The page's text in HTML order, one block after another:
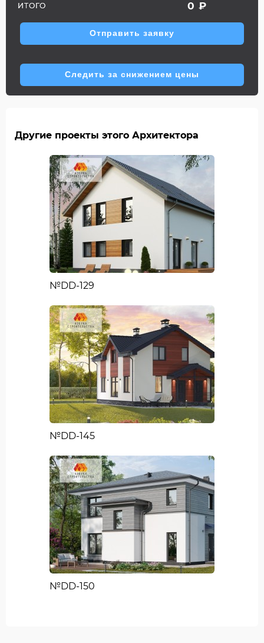
ИТОГО 0 ₽
Отправить заявку
Следить за снижением цены
Другие проекты этого Архитектора
№DD-129
№DD-145
№DD-150